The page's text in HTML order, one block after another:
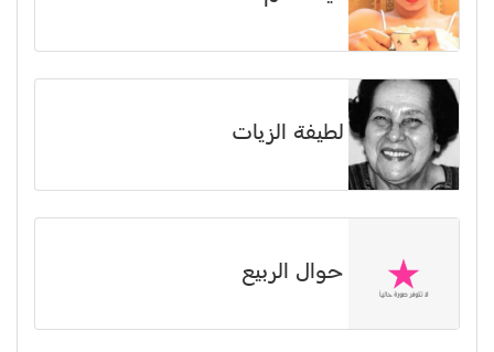
لطيفة الزيات
حوال الربيع